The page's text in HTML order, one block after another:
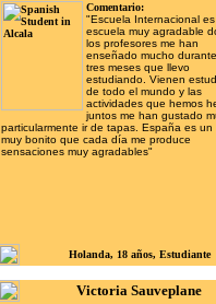
Comentario:
"Escuela Internacional
escuela muy agradable
los profesores me han
enseñado mucho
tres meses que llevo
estudiando. Vienen
de todo el mundo y las
actividades que hemos
juntos me han gustado
particularmente ir de tapas. España es un
muy bonito que cada día me produce
sensaciones muy agradables"
Holanda, 18 años, Estudiante
Victoria Sauveplane